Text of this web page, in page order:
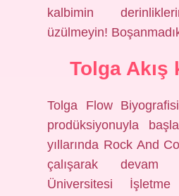
kalbimin
üzülmeyin!
Tolga Akış
Tolga Flow
prodüksiyonuyla
yıllarında Rock And
çalışarak devam
Üniversitesi İşletme